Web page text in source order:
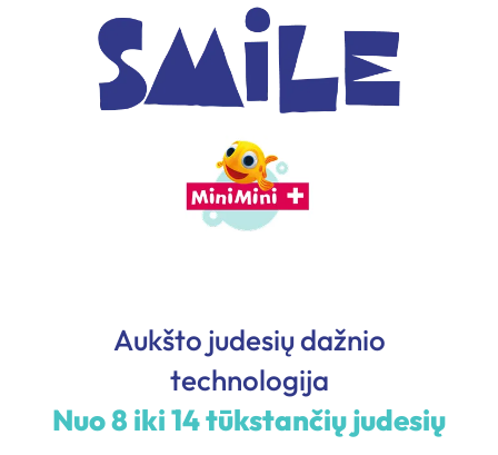
Aukšto judesių dažnio
technologija
Nuo 8 iki 14 tūkstančių judesių